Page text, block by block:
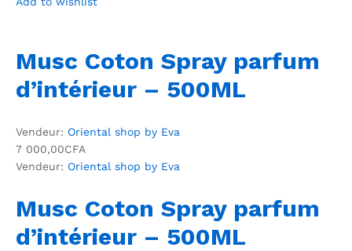
Musc Coton Spray parfum
d’intérieur – 500ML
Vendeur: Oriental shop by Eva
7 000,00CFA
Vendeur: Oriental shop by Eva
Musc Coton Spray parfum
d’intérieur – 500ML